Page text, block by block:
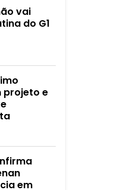
vai
do G1
projeto e
em